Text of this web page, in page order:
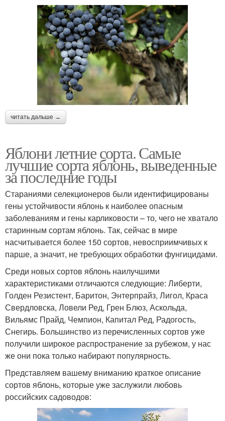
читать дальше →
Яблони летние сорта. Самые
лучшие сорта яблонь, выведенные
за последние годы
Стараниями селекционеров были идентифицированы
гены устойчивости яблонь к наиболее опасным
заболеваниям и гены карликовости – то, чего не хватало
старинным сортам яблонь. Так, сейчас в мире
насчитывается более 150 сортов, невосприимчивых к
парше, а значит, не требующих обработки фунгицидами.
Среди новых сортов яблонь наилучшими
характеристиками отличаются следующие: Либерти,
Голден Резистент, Баритон, Энтерпрайз, Лигол, Краса
Свердловска, Ловели Ред, Грен Блюз, Аскольда,
Вильямс Прайд, Чемпион, Капитал Ред, Радогость,
Снегирь. Большинство из перечисленных сортов уже
получили широкое распространение за рубежом, у нас
же они пока только набирают популярность.
Представляем вашему вниманию краткое описание
сортов яблонь, которые уже заслужили любовь
российских садоводов: